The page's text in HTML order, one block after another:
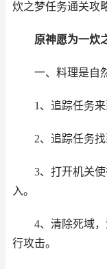
炊之梦任务通关攻
原神愿为一炊
一、料理是自
1、追踪任务
2、追踪任务
3、打开机关
入。
4、清除死域
行攻击。